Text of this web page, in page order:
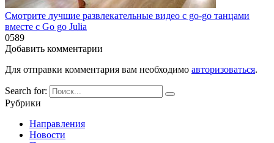
Смотрите лучшие развлекательные видео с go-go танцами
вместе с Go go Julia
0589
Добавить комментарии
Для отправки комментария вам необходимо авторизоваться.
Search for:
Рубрики
Направления
Новости